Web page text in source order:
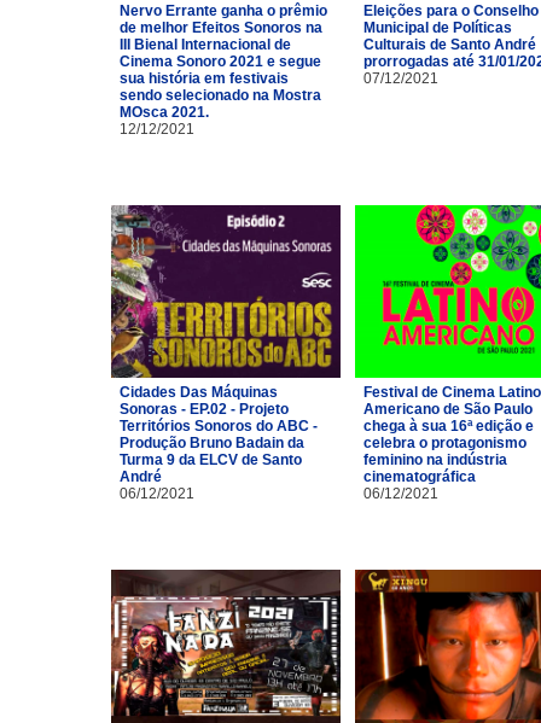
Nervo Errante ganha o prêmio
de melhor Efeitos Sonoros na
III Bienal Internacional de
Cinema Sonoro 2021 e segue
sua história em festivais
sendo selecionado na Mostra
MOsca 2021.
12/12/2021
Eleições para o Conselho
Municipal de Políticas
Culturais de Santo André
prorrogadas até 31/01/
07/12/2021
Cidades Das Máquinas
Sonoras - EP.02 - Projeto
Territórios Sonoros do ABC -
Produção Bruno Badain da
Turma 9 da ELCV de Santo
André
06/12/2021
Festival de Cinema
Americano de São Paulo
chega à sua 16ª edição e
celebra o protagonismo
feminino na indústria
cinematográfica
06/12/2021